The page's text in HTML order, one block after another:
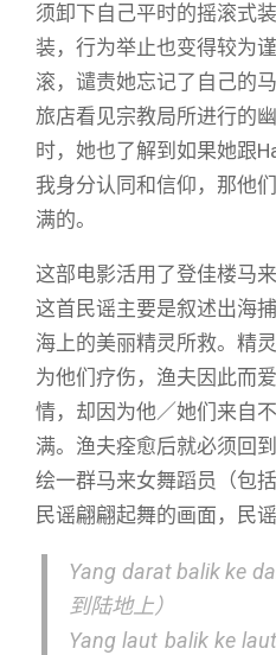
须卸下自己平时的摇滚式
装，行为举止也变得较为
滚，谴责她忘记了自己的
旅店看见宗教局所进行的
时，她也了解到如果她跟
我身分认同和信仰，那他
满的。
这部电影活用了登佳楼马
这首民谣主要是叙述出海
海上的美丽精灵所救。精
为他们疗伤，渔夫因此而
情，却因为他／她们来自
满。渔夫痊愈后就必须回
绘一群马来女舞蹈员（包
民谣翩翩起舞的画面，民
Yang darat balik ke
到陆地上）
Yang laut balik ke